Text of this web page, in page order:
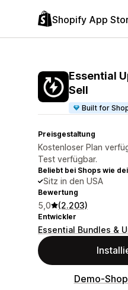
Shopify App
Essential
Sell
Built for
Preisgestaltung
Kostenloser Plan
Test verfügbar.
Beliebt bei Shops wie
Sitz in den USA
Bewertung
5,0 (2.203)
Entwickler
Essential Bundles &
Demo-